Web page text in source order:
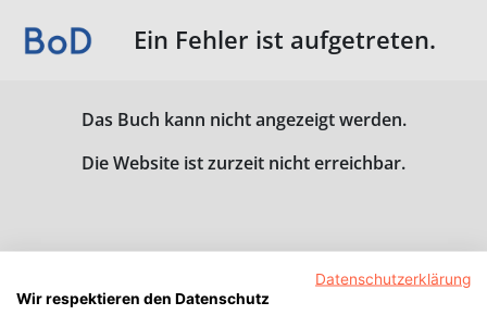
Ein Fehler ist aufgetreten.
Das Buch kann nicht angezeigt werden.
Die Website ist zurzeit nicht erreichbar.
Datenschutzerklärung
Wir respektieren den Datenschutz